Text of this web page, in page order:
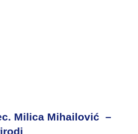
Milica Mihailović –